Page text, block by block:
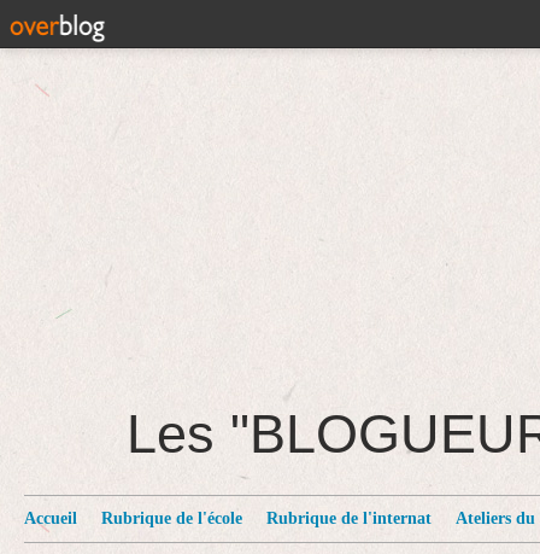
Les
Accueil Rubrique de l'école Rubrique de l'internat Ateliers du